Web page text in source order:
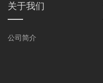
关于我们
公司简介